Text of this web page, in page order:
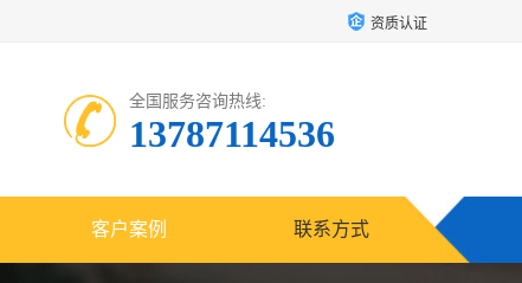
资质认证
全国服务咨询热线:
13787114536
客户案例 联系方式